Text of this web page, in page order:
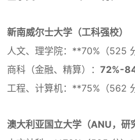
新南威尔士大学（工科强校）
人文、理学院：**70%（525
商科（金融、精算）： 72%-
工程、计算机：**75%（562
澳大利亚国立大学（ANU，研